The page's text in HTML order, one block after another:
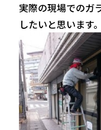
実際の現場でのガ
したいと思います。